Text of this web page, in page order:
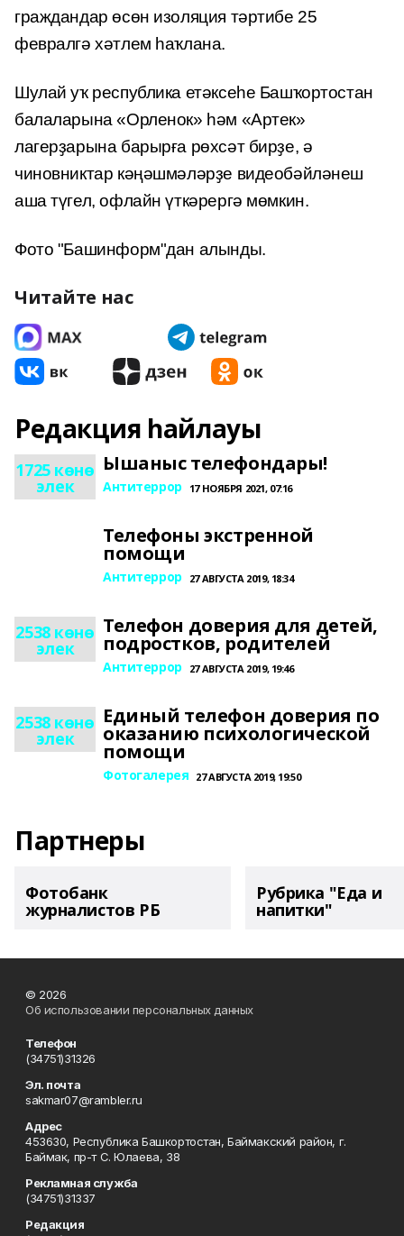
граждандар өсөн изоляция тәртибе 25
февралгә хәтлем һаҡлана.
Шулай уҡ республика етәксеһе Башҡортостан
балаларына «Орленок» һәм «Артек»
лагерҙарына барырға рөхсәт бирҙе, ә
чиновниктар кәңәшмәләрҙе видеобәйләнеш
аша түгел, офлайн үткәрергә мөмкин.
Фото "Башинформ"дан алынды.
Читайте нас
Редакция һайлауы
1725 көнө
элек
Ышаныс телефондары!
Антитеррор 17 НОЯБРЯ 2021, 07:16
Телефоны экстренной
помощи
Антитеррор 27 АВГУСТА 2019, 18:34
2538 көнө
элек
Телефон доверия для детей,
подростков, родителей
Антитеррор 27 АВГУСТА 2019, 19:46
2538 көнө
элек
Единый телефон доверия по
оказанию психологической
помощи
Фотогалерея 27 АВГУСТА 2019, 19:50
Партнеры
Фотобанк
журналистов РБ
Рубрика "Еда и
напитки"
© 2026
Об использовании персональных данных
Телефон
(34751)31326
Эл. почта
sakmar07@rambler.ru
Адрес
453630, Республика Башкортостан, Баймакский район, г.
Баймак, пр-т С. Юлаева, 38
Рекламная служба
(34751)31337
Редакция